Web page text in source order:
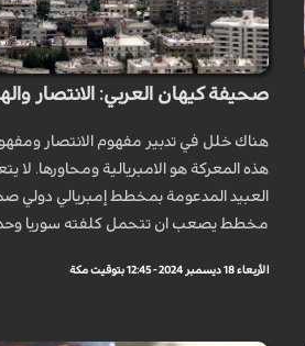
صحيفة كيهان العربي: الانتصار
هناك خلل في تدبير مفهوم الانتصار
هذه المعركة هو الامبريالية ومحاورها. لا
مخطط يصعب ان تتحمل كلفته سوريا
الأربعاء 18 ديسمبر 2024 - 12:45 بتوقيت مكة